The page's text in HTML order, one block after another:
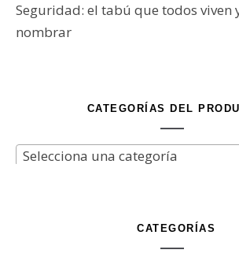
Seguridad: el tabú que todos viven
nombrar
CATEGORÍAS DEL
Selecciona una categoría
CATEGORÍAS